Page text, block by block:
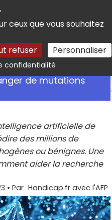
ceux que vous souhaitez
refuser Personnaliser
confidentialitéRechercher
de mutations
artificielle de
des millions de
ou bénignes. Une
aider la recherche
• Par Handicap.fr avec l'AFP